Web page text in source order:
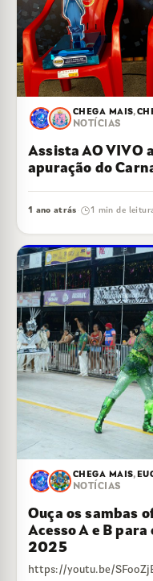
CHEGA MAIS,
NOTÍCIAS
Assista AO VIVO
apuração do
1 ano atrás 1 min de
CHEGA MAIS,
NOTÍCIAS
Ouça os sambas
Acesso A e B
2025
https://youtu.be/